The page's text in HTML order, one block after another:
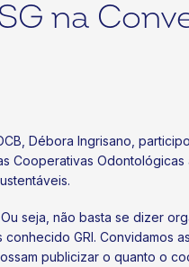
na
Débora Ingrisano,
Cooperativas
seja, não basta se dizer
GRI. Convidamos
publicizar o quanto o